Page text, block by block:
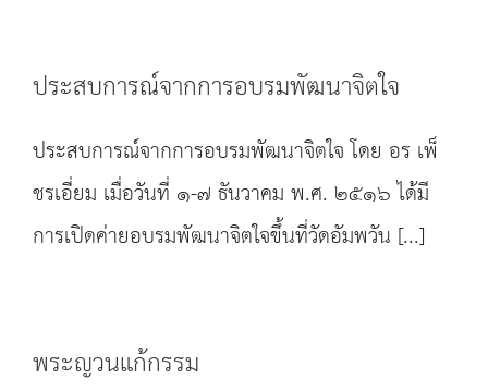
ประสบการณ์จากการอบรมพัฒนาจิตใจ
ประสบการณ์จากการอบรมพัฒนาจิตใจ โดย อร เพ็
ชรเอี่ยม เมื่อวันที่ ๑-๗ ธันวาคม พ.ศ. ๒๕๑๖ ได้มี
การเปิดค่ายอบรมพัฒนาจิตใจขึ้นที่วัดอัมพวัน [...]
พระญวนแก้กรรม